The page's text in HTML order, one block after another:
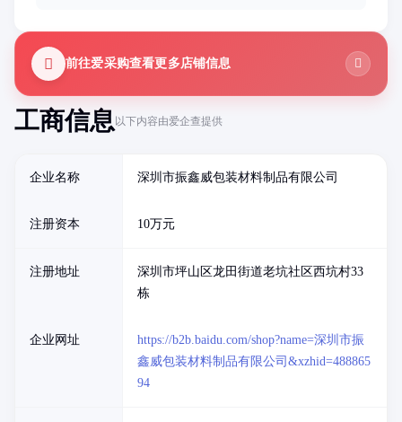
工商信息以下内容由爱企查提供
企业名称 深圳市振鑫威包装材料制品有限公司
注册资本 10万元
注册地址
深圳市坪山区龙田街道老坑社区西坑村33
栋
企业网址
https://b2b.baidu.com/shop?name=深圳市振
鑫威包装材料制品有限公司&xzhid=488865
94
前往爱采购查看更多店铺信息